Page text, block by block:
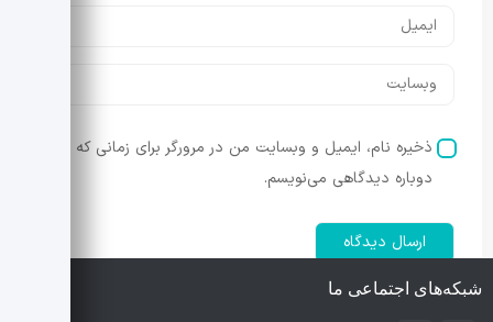
ذخیره نام، ایمیل و وبسایت من در مرورگر برای زمانی که
دوباره دیدگاهی می‌نویسم.
شبکه‌های اجتماعی ما